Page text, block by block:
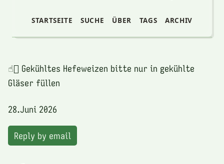
STARTSEITE SUCHE ÜBER TAGS ARCHIV
☝🏻 Gekühltes Hefeweizen bitte nur in gekühlte
Gläser füllen
28.Juni 2026
Reply by email